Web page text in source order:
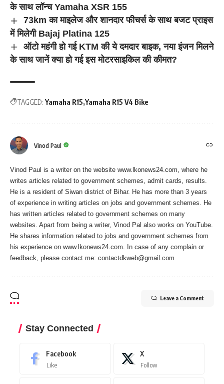
के साथ लॉन्च Yamaha XSR 155
73km का माइलेज और शानदार फीचर्स के साथ बजट प्राइस
में मिलेगी Bajaj Platina 125
ऑटो महंगी हो गई KTM की ये दमदार बाइक, नया इंजन मिलने
के साथ जानें क्या हो गई इस मोटरसाइकिल की कीमत?
TAGGED: Yamaha R15 Yamaha R15 V4 Bike
Vinod Paul
Vinod Paul is a writer on the website www.lkonews24.com, where he
writes articles related to government schemes, admit cards, results.
He is a resident of Siwan district of Bihar. He has more than 3 years
of experience in writing articles on jobs and government schemes. He
has written articles related to government schemes on many
websites. Apart from being a writer, Vinod Pal also works on YouTube.
He shares information related to jobs and government schemes from
his experience on www.lkonews24.com. In case of any complain or
feedback, please contact me: contactdkweb@gmail.com
Leave a Comment
Stay Connected
Facebook
Like
X
Follow